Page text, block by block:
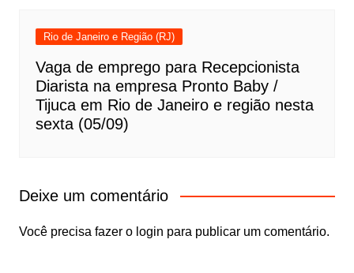
Rio de Janeiro e Região (RJ)
Vaga de emprego para Recepcionista
Diarista na empresa Pronto Baby /
Tijuca em Rio de Janeiro e região nesta
sexta (05/09)
Deixe um comentário
Você precisa fazer o login para publicar um comentário.